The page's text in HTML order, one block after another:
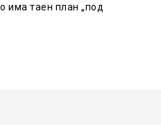
има таен план „под